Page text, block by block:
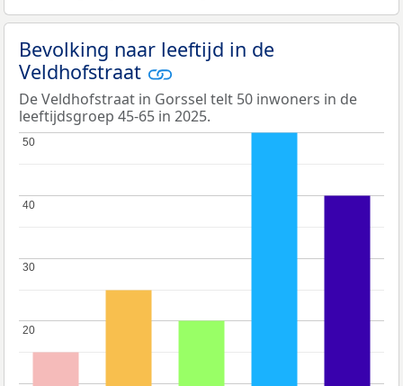
Bevolking naar leeftijd in de
Veldhofstraat
De Veldhofstraat in Gorssel telt 50 inwoners in de
leeftijdsgroep 45-65 in 2025.
20
20
30
30
40
40
50
50